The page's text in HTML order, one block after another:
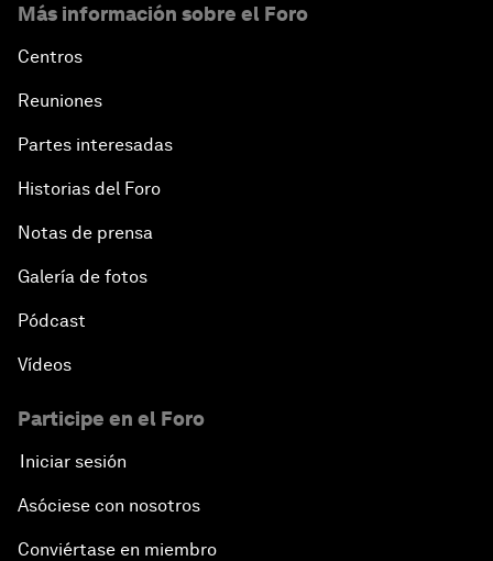
Más información sobre el Foro
Centros
Reuniones
Partes interesadas
Historias del Foro
Notas de prensa
Galería de fotos
Pódcast
Vídeos
Participe en el Foro
Iniciar sesión
Asóciese con nosotros
Conviértase en miembro